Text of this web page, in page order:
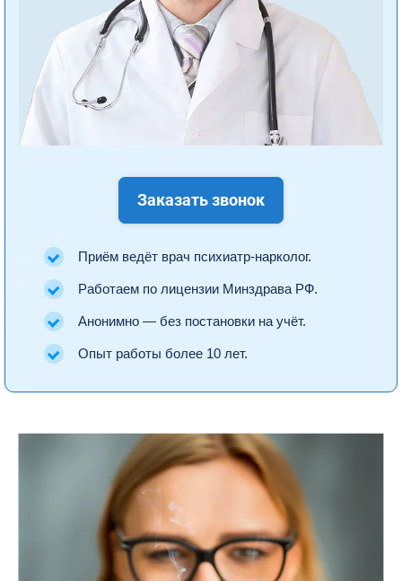
Заказать звонок
Приём ведёт врач психиатр-нарколог.
Работаем по лицензии Минздрава РФ.
Анонимно — без постановки на учёт.
Опыт работы более 10 лет.